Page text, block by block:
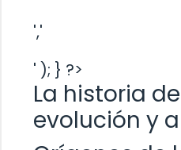
','
' ); } ?>
La historia
evolución y